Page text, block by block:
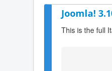
Joomla!
This is the full